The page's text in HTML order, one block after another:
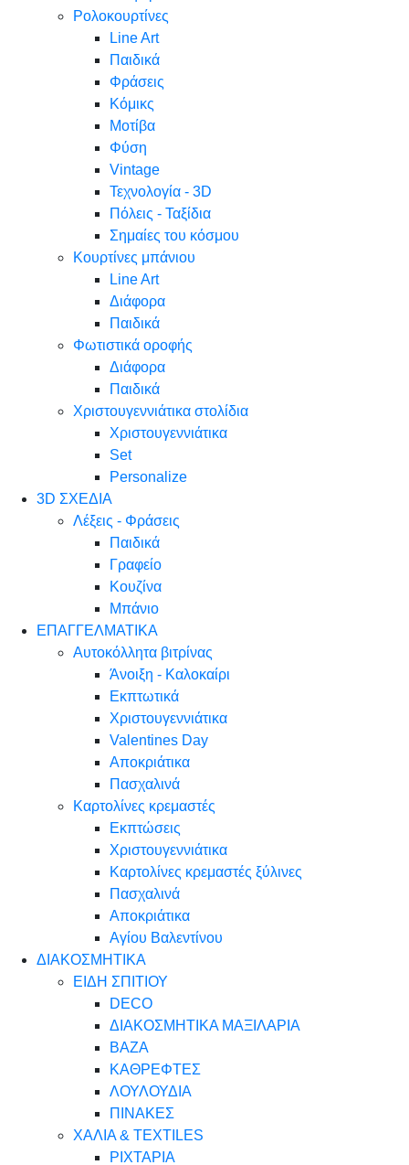
Ρολοκουρτίνες
Line Art
Παιδικά
Φράσεις
Κόμικς
Μοτίβα
Φύση
Vintage
Τεχνολογία - 3D
Πόλεις - Ταξίδια
Σημαίες του κόσμου
Κουρτίνες μπάνιου
Line Art
Διάφορα
Παιδικά
Φωτιστικά οροφής
Διάφορα
Παιδικά
Χριστουγεννιάτικα στολίδια
Χριστουγεννιάτικα
Set
Personalize
3D ΣΧΕΔΙΑ
Λέξεις - Φράσεις
Παιδικά
Γραφείο
Κουζίνα
Μπάνιο
ΕΠΑΓΓΕΛΜΑΤΙΚΑ
Αυτοκόλλητα βιτρίνας
Άνοιξη - Καλοκαίρι
Εκπτωτικά
Χριστουγεννιάτικα
Valentines Day
Αποκριάτικα
Πασχαλινά
Καρτολίνες κρεμαστές
Εκπτώσεις
Χριστουγεννιάτικα
Καρτολίνες κρεμαστές ξύλινες
Πασχαλινά
Αποκριάτικα
Αγίου Βαλεντίνου
ΔΙΑΚΟΣΜΗΤΙΚΑ
ΕΙΔΗ ΣΠΙΤΙΟΥ
DECO
ΔΙΑΚΟΣΜΗΤΙΚΑ ΜΑΞΙΛΑΡΙΑ
ΒΑΖΑ
ΚΑΘΡΕΦΤΕΣ
ΛΟΥΛΟΥΔΙΑ
ΠΙΝΑΚΕΣ
ΧΑΛΙΑ & TEXTILES
ΡΙΧΤΑΡΙΑ